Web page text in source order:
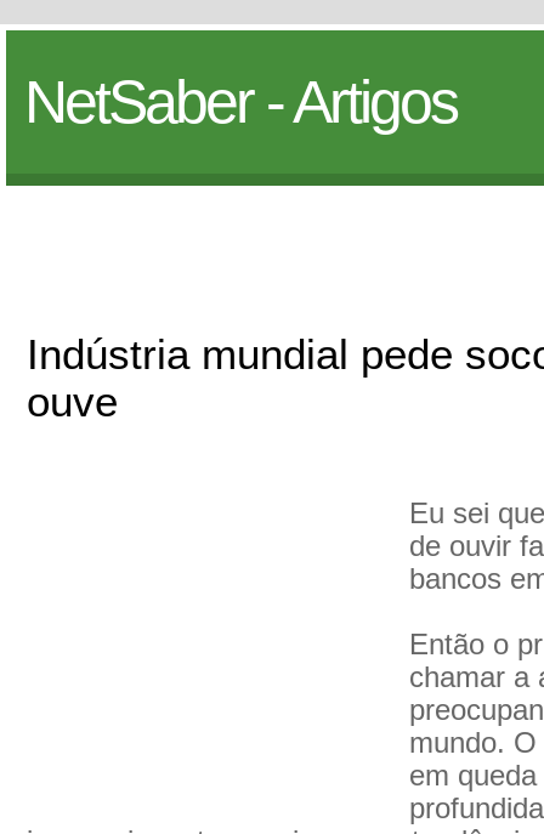
NetSaber - Artigos
Indústria mundial pede
ouve
Eu sei
de ouvir
bancos
Então o
chamar a
mundo.
em